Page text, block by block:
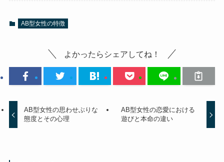
AB型女性の特徴
よかったらシェアしてね！
AB型女性の思わせぶりな
態度とその心理
AB型女性の恋愛における
遊びと本命の違い